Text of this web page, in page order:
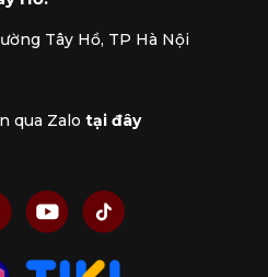
Tây Hồ, TP Hà Nội
qua Zalo tại đây